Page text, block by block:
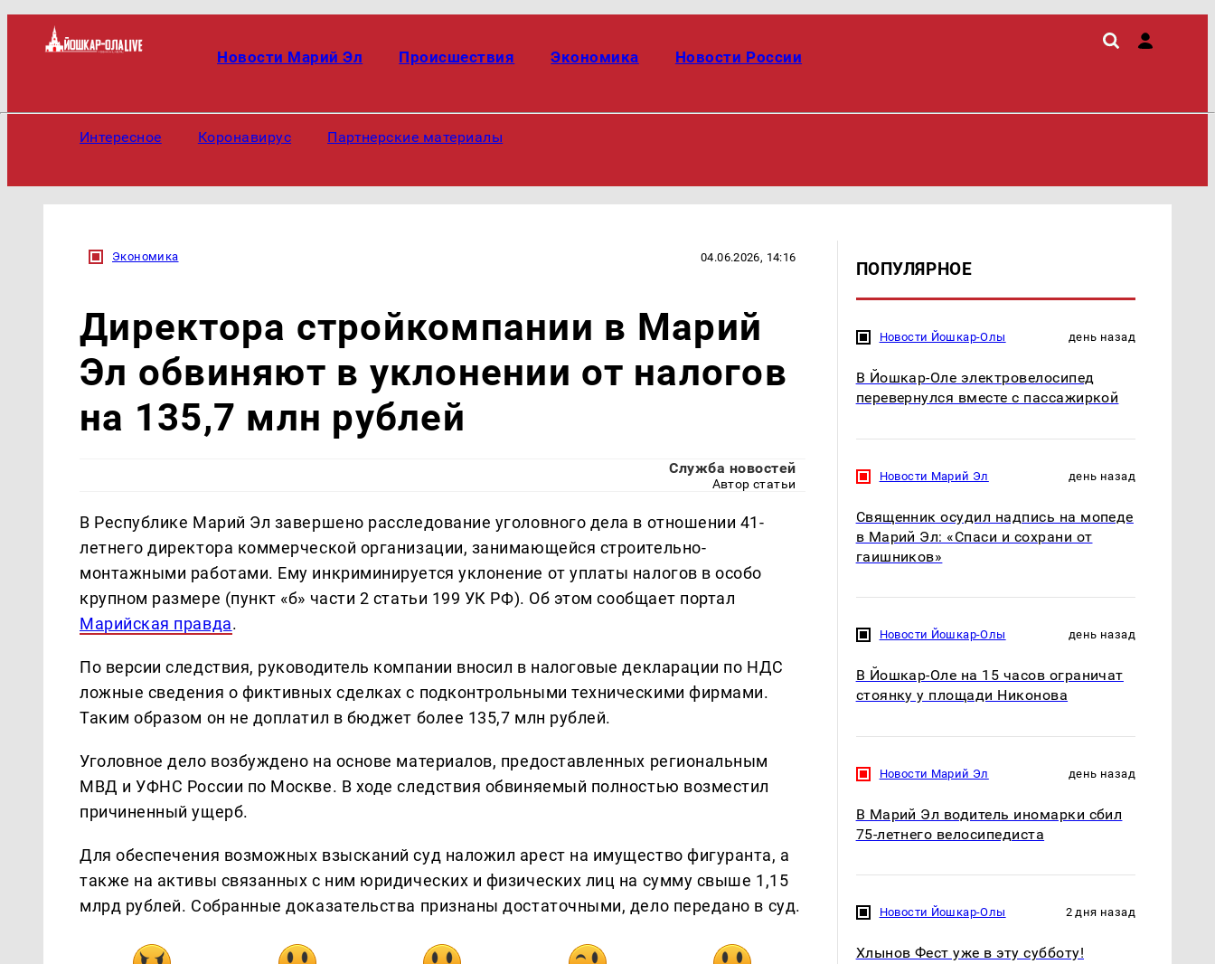
Новости Марий Эл Происшествия Экономика Новости России
Интересное Коронавирус Партнерские материалы
Экономика 04.06.2026, 14:16
Директора стройкомпании в Марий
Эл обвиняют в уклонении от налогов
на 135,7 млн рублей
Служба новостей
Автор статьи
В Республике Марий Эл завершено расследование уголовного дела в отношении 41-
летнего директора коммерческой организации, занимающейся строительно-
монтажными работами. Ему инкриминируется уклонение от уплаты налогов в особо
крупном размере (пункт «б» части 2 статьи 199 УК РФ). Об этом сообщает портал
Марийская правда.
По версии следствия, руководитель компании вносил в налоговые декларации по НДС
ложные сведения о фиктивных сделках с подконтрольными техническими фирмами.
Таким образом он не доплатил в бюджет более 135,7 млн рублей.
Уголовное дело возбуждено на основе материалов, предоставленных региональным
МВД и УФНС России по Москве. В ходе следствия обвиняемый полностью возместил
причиненный ущерб.
Для обеспечения возможных взысканий суд наложил арест на имущество фигуранта, а
также на активы связанных с ним юридических и физических лиц на сумму свыше 1,15
млрд рублей. Собранные доказательства признаны достаточными, дело передано в суд.
ПОПУЛЯРНОЕ
Новости Йошкар-Олы день назад
В Йошкар-Оле электровелосипед
перевернулся вместе с пассажиркой
Новости Марий Эл день назад
Священник осудил надпись на мопеде
в Марий Эл: «Спаси и сохрани от
гаишников»
Новости Йошкар-Олы день назад
В Йошкар-Оле на 15 часов ограничат
стоянку у площади Никонова
Новости Марий Эл день назад
В Марий Эл водитель иномарки сбил
75-летнего велосипедиста
Новости Йошкар-Олы 2 дня назад
Хлынов Фест уже в эту субботу!